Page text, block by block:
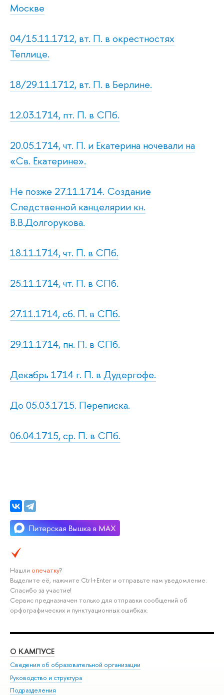
Москве
04/15.11.1712, вт. П. в окрестностях
Теплице.
18/29.11.1712, вт. П. в Берлине.
12.03.1714, пт. П. в СПб.
20.05.1714, чт. П. и Екатерина ночевали на
«Св. Екатерине».
Не позже 27.11.1714. Создание
Следственной канцелярии кн.
В.В.Долгорукова.
18.11.1714, чт. П. в СПб.
25.11.1714, чт. П. в СПб.
27.11.1714, сб. П. в СПб.
29.11.1714, пн. П. в СПб.
Декабрь 1714 г. П. в Дудергофе.
До 05.03.1715. Переписка.
06.04.1715, ср. П. в СПб.
Нашли опечатку?
Выделите её, нажмите Ctrl+Enter и отправьте нам уведомление.
Спасибо за участие!
Сервис предназначен только для отправки сообщений об
орфографических и пунктуационных ошибках.
О КАМПУСЕ
Сведения об образовательной организации
Руководство и структура
Подразделения